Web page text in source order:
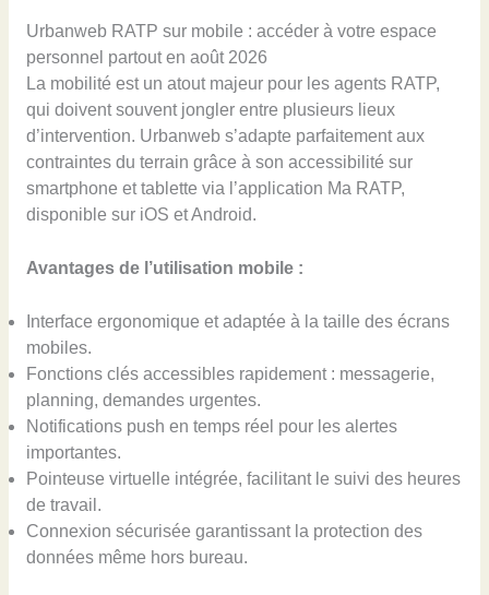
Urbanweb RATP sur mobile : accéder à votre espace
personnel partout en août 2026
La mobilité est un atout majeur pour les agents RATP,
qui doivent souvent jongler entre plusieurs lieux
d’intervention. Urbanweb s’adapte parfaitement aux
contraintes du terrain grâce à son accessibilité sur
smartphone et tablette via l’application Ma RATP,
disponible sur iOS et Android.
Avantages de l’utilisation mobile :
Interface ergonomique et adaptée à la taille des écrans
mobiles.
Fonctions clés accessibles rapidement : messagerie,
planning, demandes urgentes.
Notifications push en temps réel pour les alertes
importantes.
Pointeuse virtuelle intégrée, facilitant le suivi des heures
de travail.
Connexion sécurisée garantissant la protection des
données même hors bureau.